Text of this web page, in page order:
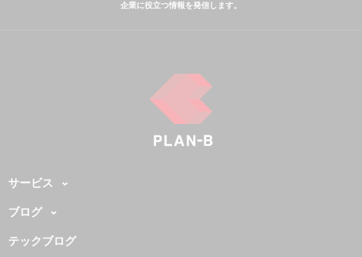
企業に役立つ情報を発信します。
サービス
ブログ
テックブログ